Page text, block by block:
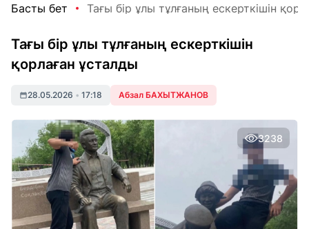
Басты бет Тағы бір ұлы тұлғаның ескерткішін
Тағы бір ұлы тұлғаның ескерткішін
қорлаған ұсталды
28.05.2026 • 17:18 Абзал БАХЫТЖАНОВ
3238